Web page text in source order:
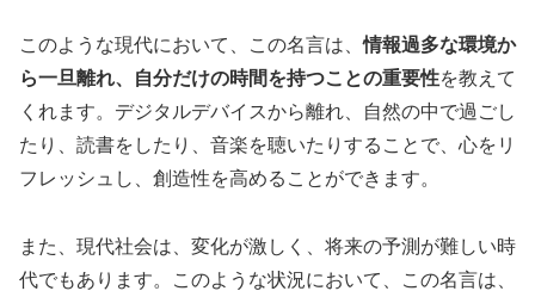
このような現代において、この名言は、情報過多な環境か
ら一旦離れ、自分だけの時間を持つことの重要性を教えて
くれます。デジタルデバイスから離れ、自然の中で過ごし
たり、読書をしたり、音楽を聴いたりすることで、心をリ
フレッシュし、創造性を高めることができます。
また、現代社会は、変化が激しく、将来の予測が難しい時
代でもあります。このような状況において、この名言は、